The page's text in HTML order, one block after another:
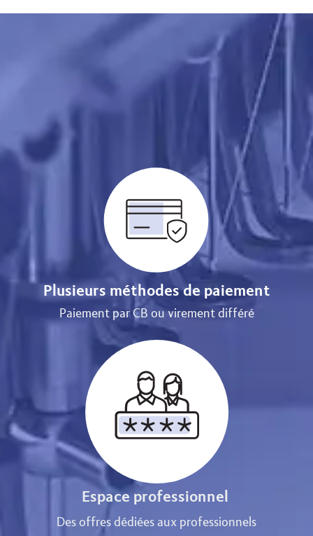
Plusieurs méthodes de paiement
Paiement par CB ou virement différé
Espace professionnel
Des offres dédiées aux professionnels